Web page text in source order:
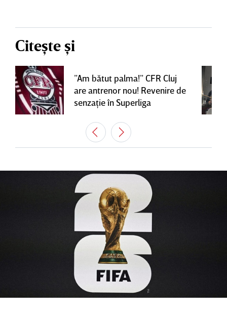
Citește și
”Am bătut palma!” CFR Cluj
are antrenor nou! Revenire de
senzaţie în Superliga